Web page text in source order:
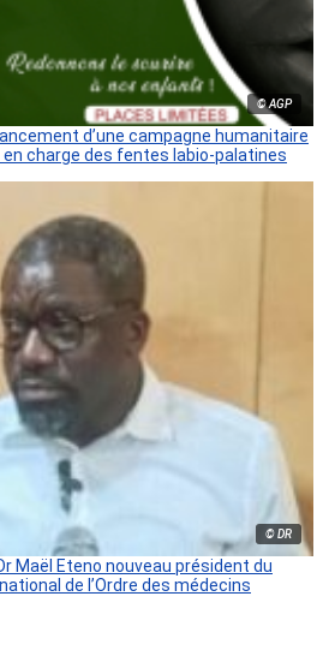
© AGP
d’une campagne humanitaire
en charge des fentes labio-palatines
© DR
Maël Eteno nouveau président du
de l’Ordre des médecins